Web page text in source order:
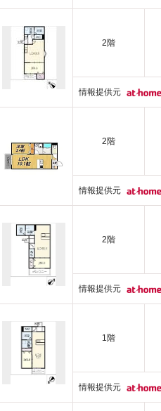
2階
情報提供元
2階
情報提供元
2階
情報提供元
1階
情報提供元